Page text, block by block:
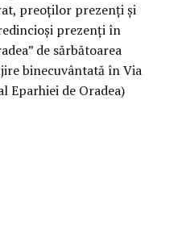
preoților prezenți și
prezenți în
de sărbătoarea
binecuvântată în Via
Eparhiei de Oradea)